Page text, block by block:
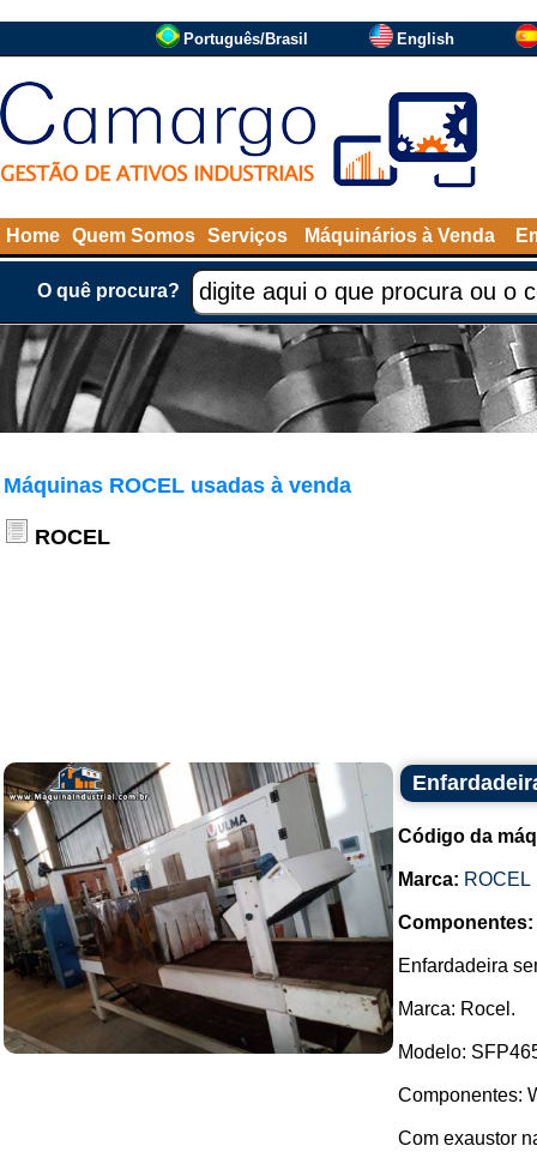
Português/Brasil English
Home Quem Somos Serviços Máquinários à Venda
O quê procura?
Máquinas ROCEL usadas à venda
ROCEL
Código da
Marca: ROCEL
Componentes:
Enfardadeira
Marca: Rocel.
Modelo:
Componentes:
Com exaustor